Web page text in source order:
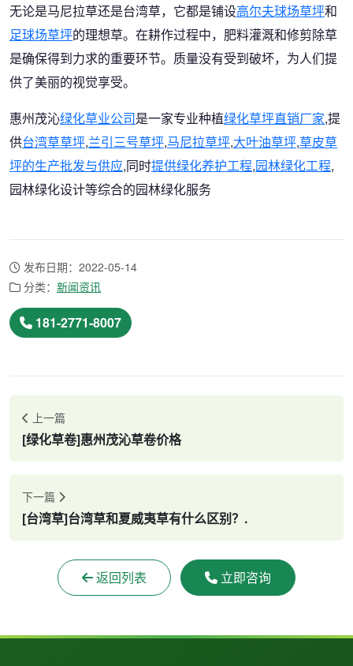
无论是马尼拉草还是台湾草，它都是铺设高尔夫球场草坪和
足球场草坪的理想草。在耕作过程中，肥料灌溉和修剪除草
是确保得到力求的重要环节。质量没有受到破坏，为人们提
供了美丽的视觉享受。
惠州茂沁绿化草业公司是一家专业种植绿化草坪直销厂家,提
供台湾草草坪,兰引三号草坪,马尼拉草坪,大叶油草坪,草皮草
坪的生产批发与供应,同时提供绿化养护工程,园林绿化工程,
园林绿化设计等综合的园林绿化服务
发布日期：2022-05-14
分类： 新闻资讯
181-2771-8007
上一篇
[绿化草卷]惠州茂沁草卷价格
下一篇
[台湾草]台湾草和夏威夷草有什么区别？.
返回列表 立即咨询